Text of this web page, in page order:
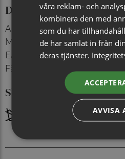
Detaljer
Artikelnummer:
Material
EAN
Färg
Skötselråd
våra reklam- och
kombinera den med
som du har
de har samlat in från
deras tjänster.
AVVISA